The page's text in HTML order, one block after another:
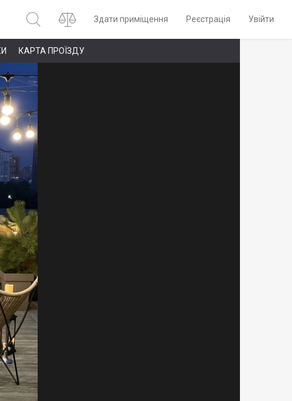
Здати приміщення Реєстрація Увійти
КАРТА ПРОЇЗДУ